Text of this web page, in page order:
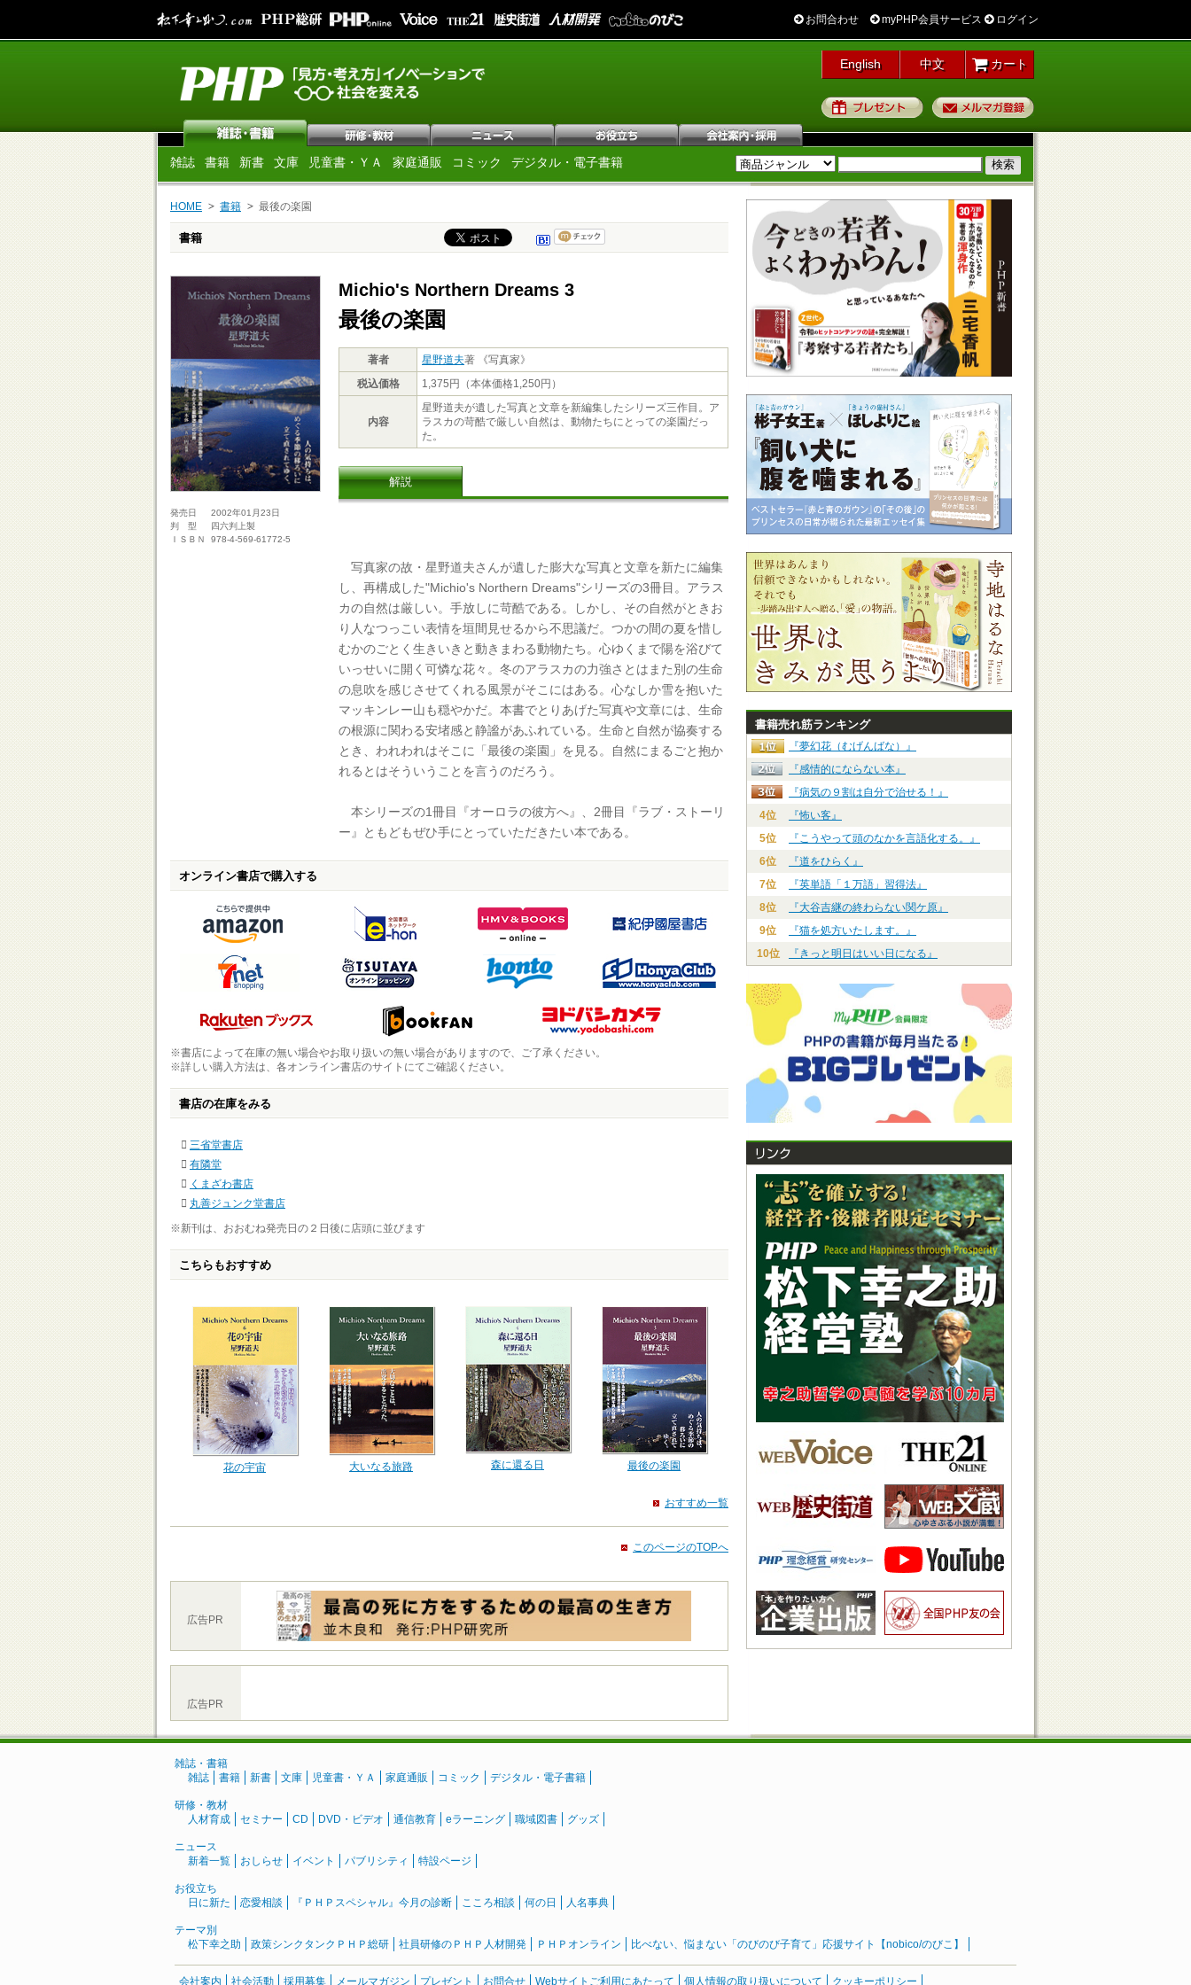
お問合わせ myPHP会員サービス ログイン
English 中文 カート
プレゼント
雑誌 書籍 新書 文庫 児童書・ＹＡ 家庭通販 コミック デジタル・電子書籍
HOME 書籍 最後の楽園
書籍
発売日
2002年01月23日
判 型
四六判上製
ＩＳＢＮ
978-4-569-61772-5
Michio's Northern Dreams 3
最後の楽園
著者 星野道夫著 《写真家》
税込価格
1,375円（本体価格1,250円）
内容
星野道夫が遺した写真と文章を新編集したシリーズ三作目。ア
ラスカの苛酷で厳しい自然は、動物たちにとっての楽園だっ
た。
解説
写真家の故・星野道夫さんが遺した膨大な写真と文章を新たに編集
し、再構成した"Michio's Northern Dreams"シリーズの3冊目。アラス
カの自然は厳しい。手放しに苛酷である。しかし、その自然がときお
り人なつっこい表情を垣間見せるから不思議だ。つかの間の夏を惜し
むかのごとく生きいきと動きまわる動物たち。心ゆくまで陽を浴びて
いっせいに開く可憐な花々。冬のアラスカの力強さとはまた別の生命
の息吹を感じさせてくれる風景がそこにはある。心なしか雪を抱いた
マッキンレー山も穏やかだ。本書でとりあげた写真や文章には、生命
の根源に関わる安堵感と静謐があふれている。生命と自然が協奏する
とき、われわれはそこに「最後の楽園」を見る。自然にまるごと抱か
れるとはそういうことを言うのだろう。
本シリーズの1冊目『オーロラの彼方へ』、2冊目『ラブ・ストーリ
ー』ともどもぜひ手にとっていただきたい本である。
オンライン書店で購入する
※書店によって在庫の無い場合やお取り扱いの無い場合がありますので、ご了承ください。
※詳しい購入方法は、各オンライン書店のサイトにてご確認ください。
書店の在庫をみる
三省堂書店
有隣堂
くまざわ書店
丸善ジュンク堂書店
※新刊は、おおむね発売日の２日後に店頭に並びます
こちらもおすすめ
花の宇宙 大いなる旅路 森に還る日 最後の楽園
おすすめ一覧
このページのTOPへ
広告PR
広告PR
書籍売れ筋ランキング
『夢幻花（むげんばな）』
『感情的にならない本』
『病気の９割は自分で治せる！』
4位
『怖い客』
5位
『こうやって頭のなかを言語化する。』
6位
『道をひらく』
7位
『英単語「１万語」習得法』
8位
『大谷吉継の終わらない関ケ原』
9位
『猫を処方いたします。』
10位
『きっと明日はいい日になる』
雑誌・書籍
雑誌
書籍 新書 文庫 児童書・ＹＡ 家庭通販 コミック デジタル・電子書籍
研修・教材
人材育成
セミナー CD DVD・ビデオ 通信教育 eラーニング 職域図書 グッズ
ニュース
新着一覧
おしらせ イベント パブリシティ 特設ページ
お役立ち
日に新た
恋愛相談 『ＰＨＰスペシャル』今月の診断 こころ相談 何の日 人名事典
テーマ別
松下幸之助
政策シンクタンクＰＨＰ総研 社員研修のＰＨＰ人材開発 ＰＨＰオンライン 比べない、悩まない「のびのび子育て」応援サイト【nobico/のびこ】
会社案内 社会活動 採用募集 メールマガジン プレゼント お問合せ Webサイトご利用にあたって 個人情報の取り扱いについて クッキーポリシー